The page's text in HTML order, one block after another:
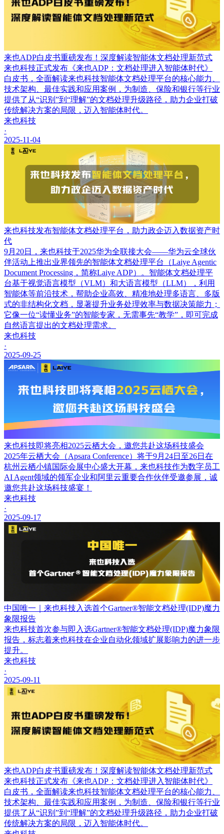
来也ADP白皮书重磅发布！深度解读智能体文档处理新范式
来也科技正式发布《来也ADP：文档处理进入智能体时代》
白皮书，全面解读来也科技智能体文档处理平台的核心能力、
技术架构、最佳实践和应用案例，为制造、保险和银行等行业
提供了从“识别”到“理解”的文档处理升级路径，助力企业打破
传统解决方案的局限，迈入智能体时代。
来也科技
·
2025-11-04
来也科技发布智能体文档处理平台，助力政企迈入数据资产时
代
9月20日，来也科技于2025华为全联接大会——华为云全球伙
伴活动上推出业界领先的智能体文档处理平台（Laiye Agentic
Document Processing，简称Laiye ADP）。智能体文档处理平
台基于视觉语言模型（VLM）和大语言模型（LLM），利用
智能体等前沿技术，帮助企业高效、精准地处理多语言、多版
式的非结构化文档，显著提升业务处理效率与数据决策能力；
它像一位“读懂业务”的智能专家，无需事先“教学”，即可完成
自然语言提出的文档处理需求。
来也科技
·
2025-09-25
来也科技即将亮相2025云栖大会，邀您共赴这场科技盛会
2025年云栖大会（Apsara Conference）将于9月24日至26日在
杭州云栖小镇国际会展中心盛大开幕，来也科技作为数字员工
AI Agent领域的领军企业和阿里云重要合作伙伴受邀参展，诚
邀您共赴这场科技盛宴！
来也科技
·
2025-09-17
中国唯一｜来也科技入选首个Gartner®智能文档处理(IDP)魔力
象限报告
来也科技首次参与即入选Gartner®智能文档处理(IDP)魔力象限
报告，标志着来也科技在企业自动化领域扩展影响力的进一步
提升。
来也科技
·
2025-09-11
来也ADP白皮书重磅发布！深度解读智能体文档处理新范式
来也科技正式发布《来也ADP：文档处理进入智能体时代》
白皮书，全面解读来也科技智能体文档处理平台的核心能力、
技术架构、最佳实践和应用案例，为制造、保险和银行等行业
提供了从“识别”到“理解”的文档处理升级路径，助力企业打破
传统解决方案的局限，迈入智能体时代。